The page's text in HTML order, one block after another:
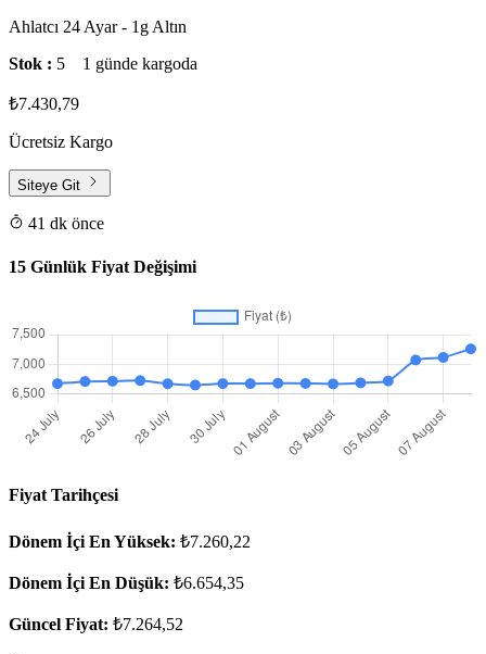
Ahlatcı 24 Ayar - 1g Altın
Stok : 5 1 günde kargoda
₺7.430,79
Ücretsiz Kargo
Siteye Git
41 dk önce
15 Günlük Fiyat Değişimi
Fiyat Tarihçesi
Dönem İçi En Yüksek: ₺7.260,22
Dönem İçi En Düşük: ₺6.654,35
Güncel Fiyat: ₺7.264,52